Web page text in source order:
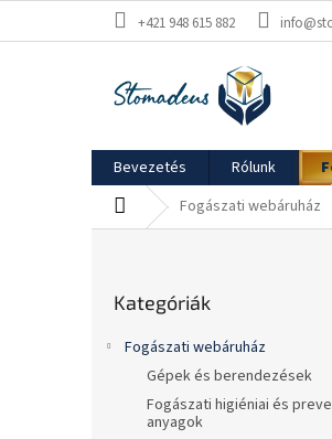
+421 948 615 882
Bevezetés Rólunk
KezdőlapFogászati webáruház
átugrása
Kategóriák
Fogászati webáruház
Gépek és berendezések
Fogászati higiéniai és
anyagok